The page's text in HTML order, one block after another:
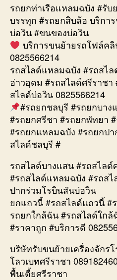
รถยกท่าเรือแหลมฉบัง #รั
บรรทุก #รถยกสิบล้อ บริกา
บ่อวิน #ขนของบ่อวิน
บริการขนย้ายรถโฟล์คลิ
0825566214
รถสไลด์แหลมฉบัง #รถสไ
อ่าวอุดม #รถสไลด์ศรีราชา
สไลด์บ่อวิน 0825566214
#รถยกชลบุรี #รถยกบาง
#รถยกศรีชา #รถยกพัทยา
#รถยกแหลมฉบัง #รถยกป
สไลด์ชลบุรี #
รถสไลด์บางแสน #รถสไล
#รถสไลด์แหลมฉบัง #รถส
ปากร่วมโรบินสันบ่อวิน
ยกแถวนี้ #รถสไลด์แถวนี้ #
รถยกใกล้ฉัน #รถสไลด์ใก
#ราคาถูก #บริการดี
บริษัทรับขนย้ายเครื่องจักร
โลวเบทศรีราชา
พื้นเตี้ยศรีราชา